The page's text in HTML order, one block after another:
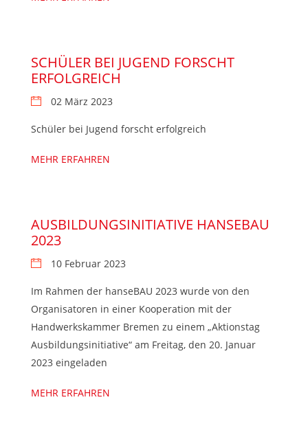
SCHÜLER BEI JUGEND FORSCHT
ERFOLGREICH
02 März 2023
Schüler bei Jugend forscht erfolgreich
MEHR ERFAHREN
AUSBILDUNGSINITIATIVE HANSEBAU
2023
10 Februar 2023
Im Rahmen der hanseBAU 2023 wurde von den
Organisatoren in einer Kooperation mit der
Handwerkskammer Bremen zu einem „Aktionstag
Ausbildungsinitiative“ am Freitag, den 20. Januar
2023 eingeladen
MEHR ERFAHREN